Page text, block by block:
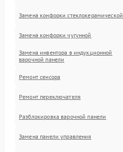
Замена конфорки стеклокерамической
Замена конфорки чугунной
Замена инвентора в индукционной
варочной панели
Ремонт сенсора
Ремонт переключателя
Разблокировка варочной панели
Замена панели управления